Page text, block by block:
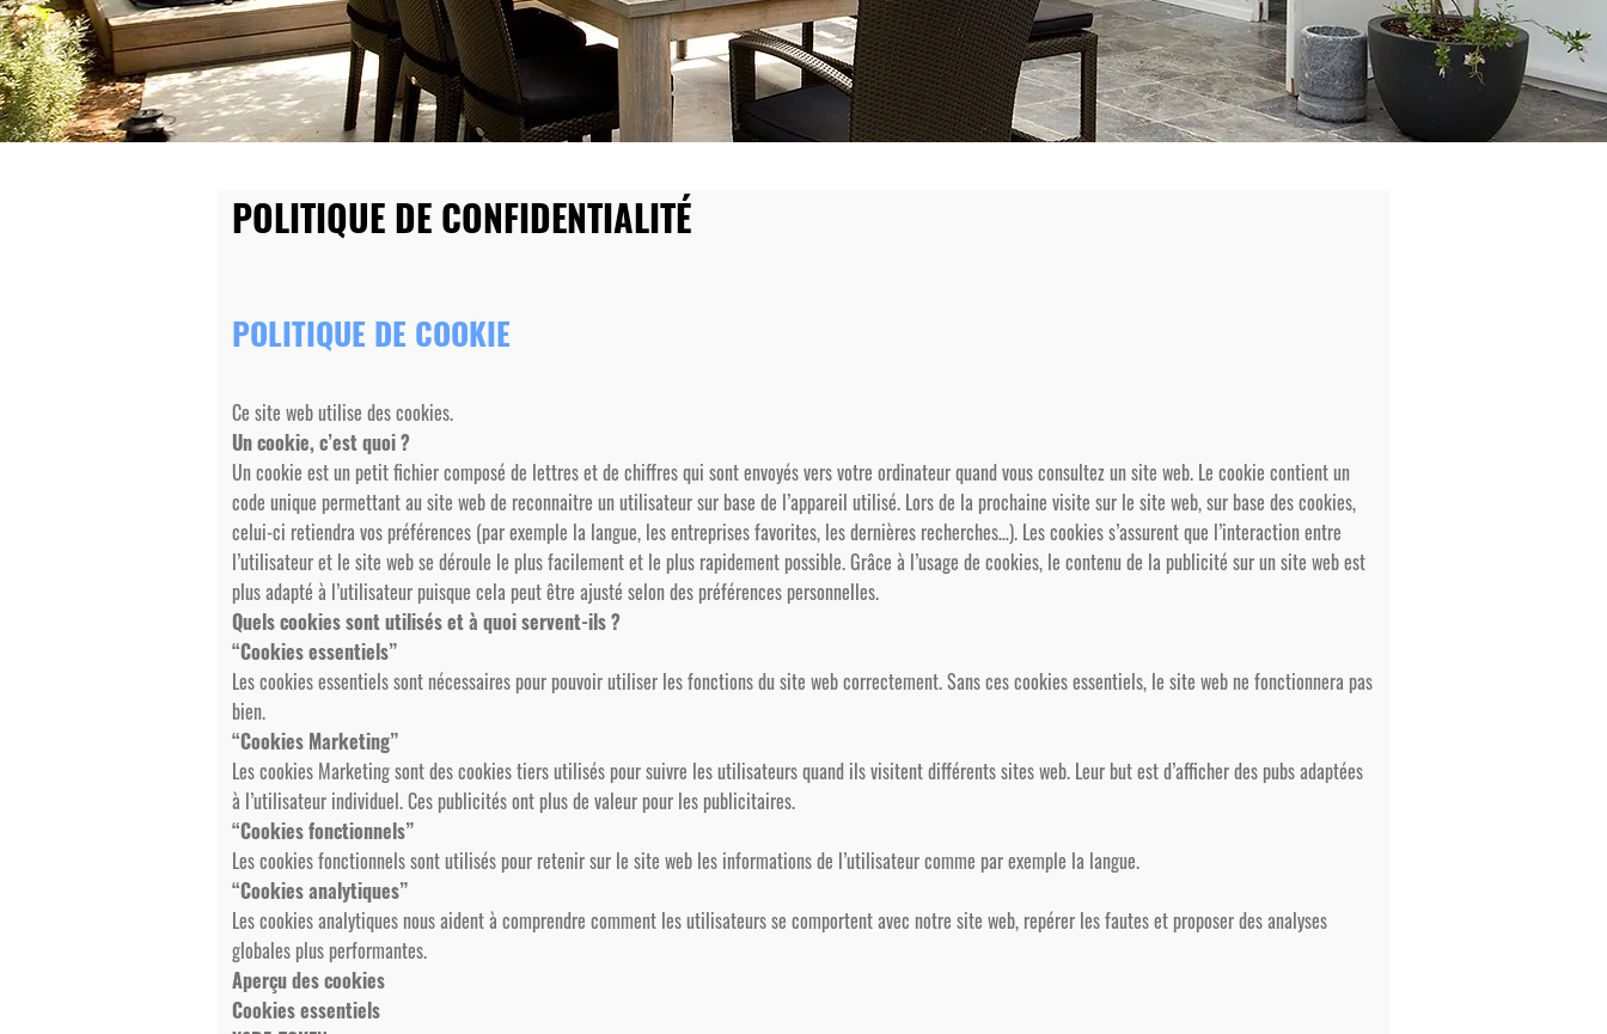
POLITIQUE DE CONFIDENTIALITÉ
POLITIQUE DE COOKIE
Ce site web utilise des cookies.
Un cookie, c’est quoi ?
Un cookie est un petit fichier composé de lettres et de chiffres qui sont envoyés vers votre ordinateur quand vous consultez un site web. Le cookie contient un
code unique permettant au site web de reconnaitre un utilisateur sur base de l’appareil utilisé. Lors de la prochaine visite sur le site web, sur base des cookies,
celui-ci retiendra vos préférences (par exemple la langue, les entreprises favorites, les dernières recherches…). Les cookies s’assurent que l’interaction entre
l’utilisateur et le site web se déroule le plus facilement et le plus rapidement possible. Grâce à l’usage de cookies, le contenu de la publicité sur un site web est
plus adapté à l’utilisateur puisque cela peut être ajusté selon des préférences personnelles.
Quels cookies sont utilisés et à quoi servent-ils ?
“Cookies essentiels”
Les cookies essentiels sont nécessaires pour pouvoir utiliser les fonctions du site web correctement. Sans ces cookies essentiels, le site web ne fonctionnera pas
bien.
“Cookies Marketing”
Les cookies Marketing sont des cookies tiers utilisés pour suivre les utilisateurs quand ils visitent différents sites web. Leur but est d’afficher des pubs adaptées
à l’utilisateur individuel. Ces publicités ont plus de valeur pour les publicitaires.
“Cookies fonctionnels”
Les cookies fonctionnels sont utilisés pour retenir sur le site web les informations de l’utilisateur comme par exemple la langue.
“Cookies analytiques”
Les cookies analytiques nous aident à comprendre comment les utilisateurs se comportent avec notre site web, repérer les fautes et proposer des analyses
globales plus performantes.
Aperçu des cookies
Cookies essentiels